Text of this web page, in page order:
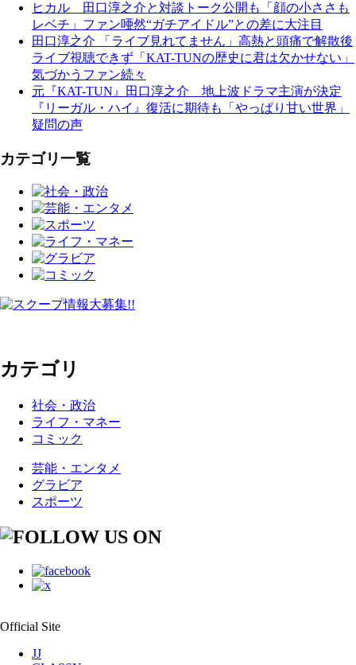
ヒカル 田口淳之介と対談トーク公開も「顔の小ささも
レベチ」ファン唖然“ガチアイドル”との差に大注目
田口淳之介 「ライブ見れてません」高熱と頭痛で解散後
ライブ視聴できず「KAT-TUNの歴史に君は欠かせない」
気づかうファン続々
元『KAT-TUN』田口淳之介 地上波ドラマ主演が決定
『リーガル・ハイ』復活に期待も「やっぱり甘い世界」
疑問の声
カテゴリ一覧
カテゴリ
社会・政治
ライフ・マネー
コミック
芸能・エンタメ
グラビア
スポーツ
Official Site
JJ